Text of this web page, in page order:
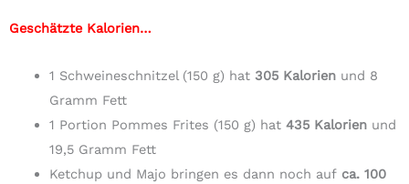
Geschätzte Kalorien…
1 Schweineschnitzel (150 g) hat 305 Kalorienund 8
Gramm Fett
1 Portion Pommes Frites (150 g) hat 435 Kalorienund
19,5 Gramm Fett
Ketchup und Majo bringen es dann noch aufca. 100